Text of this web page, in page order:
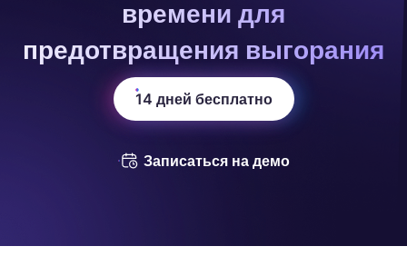
времени для
предотвращения выгорания
14 дней бесплатно
Записаться на демо